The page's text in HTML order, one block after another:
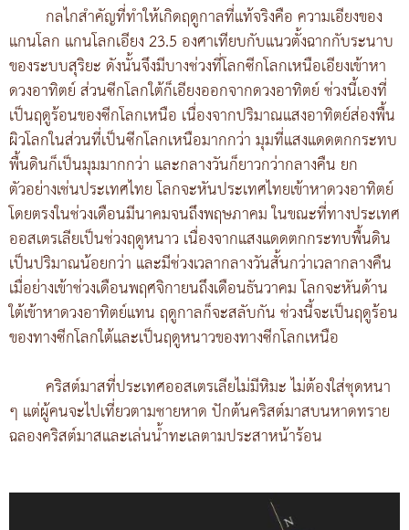
กลไกสำคัญที่ทำให้เกิดฤดูกาลที่แท้จริงคือ ความเอียงของ
แกนโลก แกนโลกเอียง 23.5 องศาเทียบกับแนวตั้งฉากกับระนาบ
ของระบบสุริยะ ดังนั้นจึงมีบางช่วงที่โลกซีกโลกเหนือเอียงเข้าหา
ดวงอาทิตย์ ส่วนซีกโลกใต้ก็เอียงออกจากดวงอาทิตย์ ช่วงนี้เองที่
เป็นฤดูร้อนของซีกโลกเหนือ เนื่องจากปริมาณแสงอาทิตย์ส่องพื้น
ผิวโลกในส่วนที่เป็นซีกโลกเหนือมากกว่า มุมที่แสงแดดตกกระทบ
พื้นดินก็เป็นมุมมากกว่า และกลางวันก็ยาวกว่ากลางคืน ยก
ตัวอย่างเช่นประเทศไทย โลกจะหันประเทศไทยเข้าหาดวงอาทิตย์
โดยตรงในช่วงเดือนมีนาคมจนถึงพฤษภาคม ในขณะที่ทางประเทศ
ออสเตรเลียเป็นช่วงฤดูหนาว เนื่องจากแสงแดดตกกระทบพื้นดิน
เป็นปริมาณน้อยกว่า และมีช่วงเวลากลางวันสั้นกว่าเวลากลางคืน
เมื่อย่างเข้าช่วงเดือนพฤศจิกายนถึงเดือนธันวาคม โลกจะหันด้าน
ใต้เข้าหาดวงอาทิตย์แทน ฤดูกาลก็จะสลับกัน ช่วงนี้จะเป็นฤดูร้อน
ของทางซีกโลกใต้และเป็นฤดูหนาวของทางซีกโลกเหนือ
คริสต์มาสที่ประเทศออสเตรเลียไม่มีหิมะ ไม่ต้องใส่ชุดหนา
ๆ แต่ผู้คนจะไปเที่ยวตามชายหาด ปักต้นคริสต์มาสบนหาดทราย
ฉลองคริสต์มาสและเล่นน้ำทะเลตามประสาหน้าร้อน